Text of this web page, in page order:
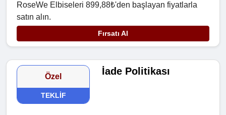
RoseWe Elbiseleri 899,88₺'den başlayan fiyatlarla
satın alın.
Fırsatı Al
Özel
TEKLIF
İade Politikası